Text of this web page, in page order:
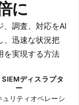
に
、調査、対応をAI
、迅速な状況把
を実現する方法
ディスラプタ
ー
ュリティオペレーシ